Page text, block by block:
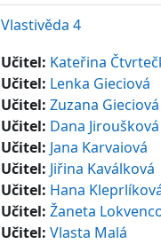
Vlastivěda 4
Učitel: Kateřina
Učitel: Lenka Gieciová
Učitel: Zuzana Gieciová
Učitel: Dana Jiroušková
Učitel: Jana Karvaiová
Učitel: Jiřina Kaválková
Učitel: Hana
Učitel: Žaneta
Učitel: Vlasta Malá